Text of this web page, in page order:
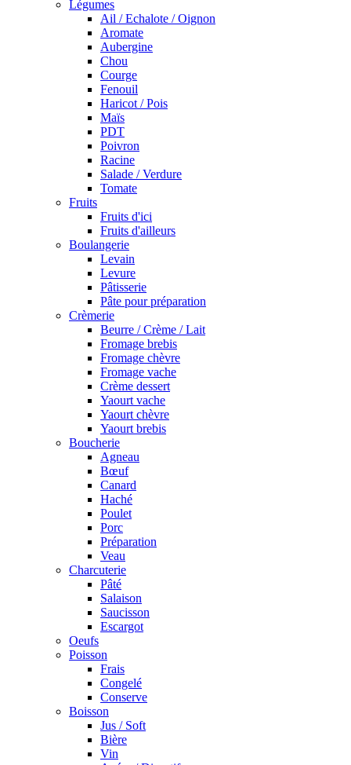
Légumes
Ail / Echalote / Oignon
Aromate
Aubergine
Chou
Courge
Fenouil
Haricot / Pois
Maïs
PDT
Poivron
Racine
Salade / Verdure
Tomate
Fruits
Fruits d'ici
Fruits d'ailleurs
Boulangerie
Levain
Levure
Pâtisserie
Pâte pour préparation
Crèmerie
Beurre / Crème / Lait
Fromage brebis
Fromage chèvre
Fromage vache
Crème dessert
Yaourt vache
Yaourt chèvre
Yaourt brebis
Boucherie
Agneau
Bœuf
Canard
Haché
Poulet
Porc
Préparation
Veau
Charcuterie
Pâté
Salaison
Saucisson
Escargot
Oeufs
Poisson
Frais
Congelé
Conserve
Boisson
Jus / Soft
Bière
Vin